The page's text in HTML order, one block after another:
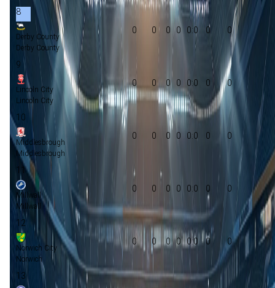
8
Derby County
Derby County
0 0 0 0 0:0 0 0
9
Lincoln City
Lincoln City
0 0 0 0 0:0 0 0
10
Middlesbrough
Middlesbrough
0 0 0 0 0:0 0 0
11
Millwall
Millwall
0 0 0 0 0:0 0 0
12
Norwich City
Norwich
0 0 0 0 0:0 0 0
13